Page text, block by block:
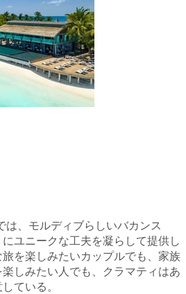
は、モルディブらしいバカンス
ユニークな工夫を凝らして提供し
を楽しみたいカップルでも、家族
しみたい人でも、クラマティはあ
ている。